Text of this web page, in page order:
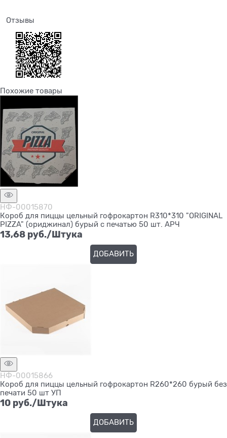
Отзывы
Похожие товары
НФ-00015870
Короб для пиццы цельный гофрокартон R310*310 "ORIGINAL
PIZZA" (ориджинал) бурый с печатью 50 шт. АРЧ
13,68 руб./Штука
ДОБАВИТЬ
НФ-00015866
Короб для пиццы цельный гофрокартон R260*260 бурый без
печати 50 шт УП
10 руб./Штука
ДОБАВИТЬ